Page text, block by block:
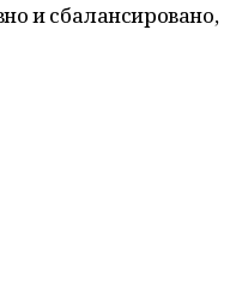
и сбалансировано,